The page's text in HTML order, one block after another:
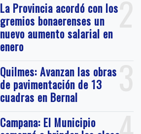
2
La Provincia acordó con los
gremios bonaerenses un
nuevo aumento salarial en
enero
3
Quilmes: Avanzan las obras
de pavimentación de 13
cuadras en Bernal
Campana: El Municipio